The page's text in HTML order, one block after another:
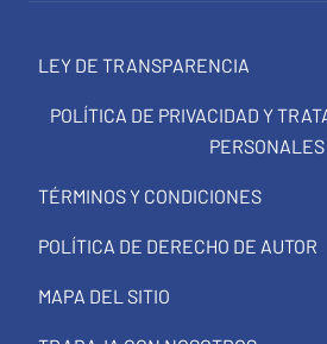
LEY DE TRANSPARENCIA
POLÍTICA DE PRIVACIDAD Y
PERSONALES
TÉRMINOS Y CONDICIONES
POLÍTICA DE DERECHO DE AUTOR
MAPA DEL SITIO